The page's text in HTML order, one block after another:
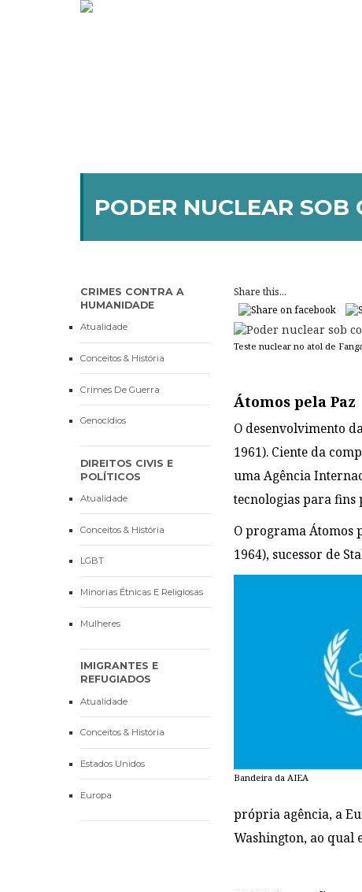
PODER NUCLEAR SOB
CRIMES CONTRA A
HUMANIDADE
Atualidade
Conceitos & História
Crimes De Guerra
Genocídios
DIREITOS CIVIS E
POLÍTICOS
Atualidade
Conceitos & História
LGBT
Minorias Étnicas E Religiosas
Mulheres
IMIGRANTES E
REFUGIADOS
Atualidade
Conceitos & História
Estados Unidos
Europa
Share this...
Teste nuclear no atol de
Átomos pela Paz
O desenvolvimento
1961). Ciente da
uma Agência
tecnologias para fins
O programa Átomos
1964), sucessor de
Bandeira da AIEA
própria agência, a
Washington, ao qual